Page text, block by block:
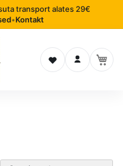
transport alates 29€
•Kontakt
Soovinimekiri
Logi sisse